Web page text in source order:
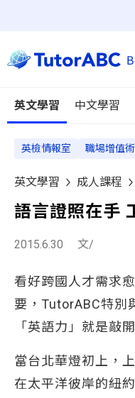
英文學習 中文學習
英檢情報室 職場增值術
英文學習 成人課程
語言證照在手
2015.6.30 文/
看好跨國人才需求
要，TutorABC特別
「英語力」就是敲
當台北華燈初上，
在太平洋彼岸的紐